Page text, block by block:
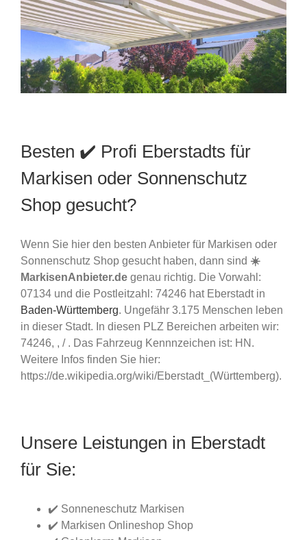
Besten ✔️ Profi Eberstadts für
Markisen oder Sonnenschutz
Shop gesucht?
Wenn Sie hier den besten Anbieter für Markisen oder
Sonnenschutz Shop gesucht haben, dann sind ☀️
MarkisenAnbieter.de genau richtig. Die Vorwahl:
07134 und die Postleitzahl: 74246 hat Eberstadt in
Baden-Württemberg. Ungefähr 3.175 Menschen leben
in dieser Stadt. In diesen PLZ Bereichen arbeiten wir:
74246, , / . Das Fahrzeug Kennnzeichen ist: HN.
Weitere Infos finden Sie hier:
https://de.wikipedia.org/wiki/Eberstadt_(Württemberg).
Unsere Leistungen in Eberstadt
für Sie:
✔️ Sonneneschutz Markisen
✔️ Markisen Onlineshop Shop